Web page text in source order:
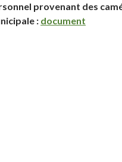
provenant des
: document